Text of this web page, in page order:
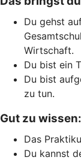
Du gehst
Wirtschaft.
Du bist ein
Du bist
zu tun.
Gut zu wissen:
Das
Du kannst